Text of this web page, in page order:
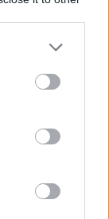
more Google
may click to
tags to
below Google